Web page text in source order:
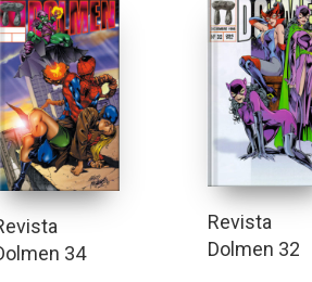
34
Revista
Dolmen 32